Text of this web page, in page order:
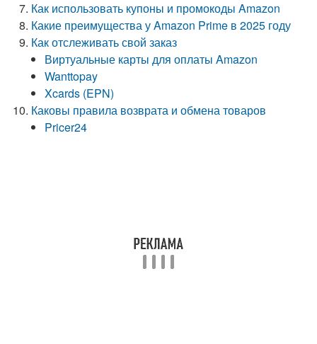
Как использовать купоны и промокоды Amazon
Какие преимущества у Amazon Prime в 2025 году
Как отслеживать свой заказ
Виртуальные карты для оплаты Amazon
Wanttopay
Xcards (EPN)
Каковы правила возврата и обмена товаров
Pricer24